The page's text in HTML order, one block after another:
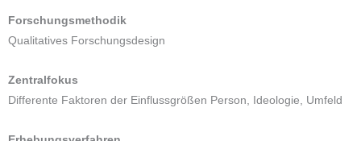
Forschungsmethodik
Qualitatives Forschungsdesign
Zentralfokus
Differente Faktoren der Einflussgrößen Person, Ideologie, Umfeld